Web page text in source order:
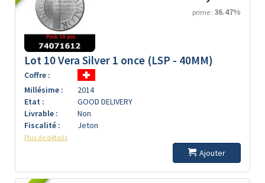
prime : 36.47%
Lot 10 Vera Silver 1 once (LSP - 40MM)
Coffre :
Millésime :
2014
Etat :
GOOD DELIVERY
Livrable :
Non
Fiscalité :
Jeton
Plus de détails
Ajouter